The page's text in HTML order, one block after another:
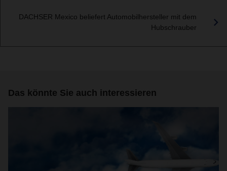
DACHSER Mexico beliefert Automobilhersteller mit dem
Hubschrauber
Das könnte Sie auch interessieren